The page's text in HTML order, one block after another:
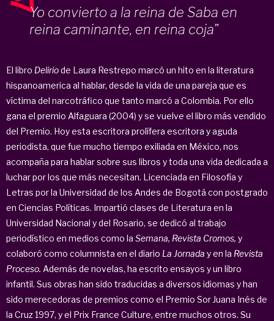
Yo convierto a la reina de Saba en
reina caminante, en reina coja"
El libro Deliriode Laura Restrepo marcó un hito en la literatura
hispanoamerica al hablar, desde la vida de una pareja que es
víctima del narcotráfico que tanto marcó a Colombia. Por ello
gana el premio Alfaguara (2004) y se vuelve el libro más vendido
del Premio. Hoy esta escritora prolífera escritora y aguda
periodista, que fue mucho tiempo exiliada en México, nos
acompaña para hablar sobre sus libros y toda una vida dedicada a
luchar por los que más necesitan. Licenciada en Filosofía y
Letras por la Universidad de los Andes de Bogotá con postgrado
en Ciencias Políticas. Impartió clases de Literatura en la
Universidad Nacional y del Rosario, se dedicó al trabajo
periodístico en medios como la Semana, Revista Cromos, y
colaboró como columnista en el diario La Jornada y en la Revista
Proceso. Además de novelas, ha escrito ensayos y un libro
infantil. Sus obras han sido traducidas a diversos idiomas y han
sido merecedoras de premios como el Premio Sor Juana Inés de
la Cruz 1997, y el Prix France Culture, entre muchos otros. Su